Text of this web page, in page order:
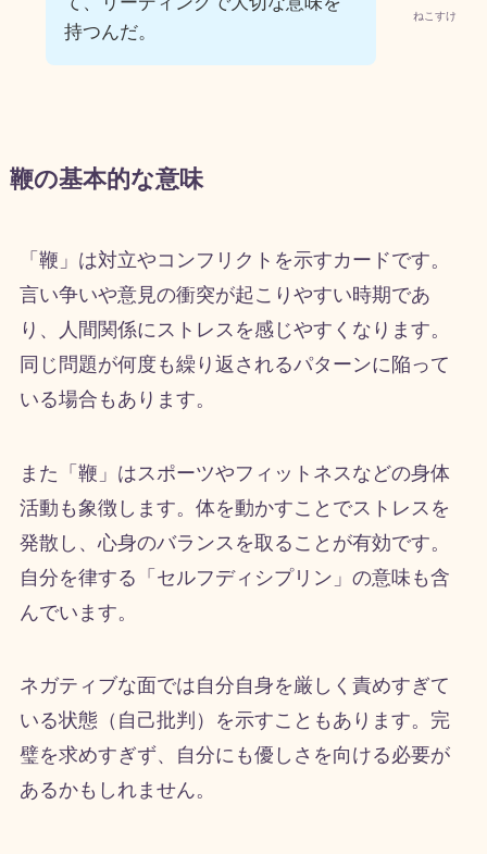
ねこすけ
持つんだ。
鞭の基本的な意味
「鞭」は対立やコンフリクトを示すカードです。
言い争いや意見の衝突が起こりやすい時期であ
り、人間関係にストレスを感じやすくなります。
同じ問題が何度も繰り返されるパターンに陥って
いる場合もあります。
また「鞭」はスポーツやフィットネスなどの身体
活動も象徴します。体を動かすことでストレスを
発散し、心身のバランスを取ることが有効です。
自分を律する「セルフディシプリン」の意味も含
んでいます。
ネガティブな面では自分自身を厳しく責めすぎて
いる状態（自己批判）を示すこともあります。完
璧を求めすぎず、自分にも優しさを向ける必要が
あるかもしれません。